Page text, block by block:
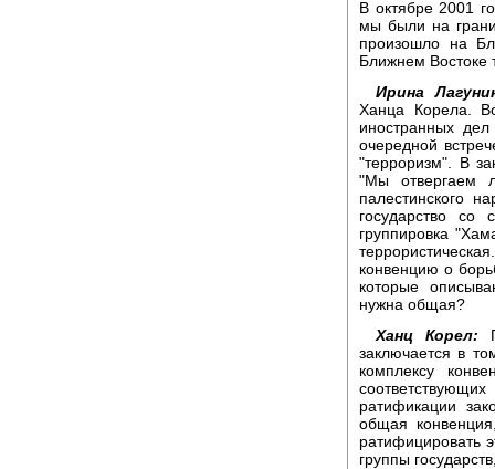
В октябре 2001
мы были на грани
произошло на
Ближнем Востоке
Ирина
Ханца Корела.
иностранных
очередной
"терроризм". В
"Мы отвергаем
палестинского
государство
группировка
конвенцию о
которые
нужна общая?
Ханц Корел:
заключается в
комплексу
ратификации
общая
ратифицировать
группы